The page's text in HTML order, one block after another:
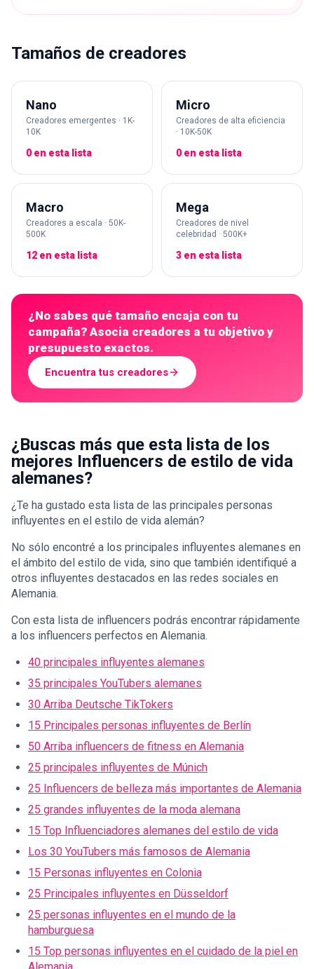
Tamaños de creadores
Nano
Creadores emergentes · 1K-
10K
0 en esta lista
Micro
Creadores de alta eficiencia
· 10K-50K
0 en esta lista
Macro
Creadores a escala · 50K-
500K
12 en esta lista
Mega
Creadores de nivel
celebridad · 500K+
3 en esta lista
¿No sabes qué tamaño encaja con tu
campaña? Asocia creadores a tu objetivo y
presupuesto exactos.
Encuentra tus creadores
¿Buscas más que esta lista de los
mejores Influencers de estilo de vida
alemanes?
¿Te ha gustado esta lista de las principales personas
influyentes en el estilo de vida alemán?
No sólo encontré a los principales influyentes alemanes en
el ámbito del estilo de vida, sino que también identifiqué a
otros influyentes destacados en las redes sociales en
Alemania.
Con esta lista de influencers podrás encontrar rápidamente
a los influencers perfectos en Alemania.
40 principales influyentes alemanes
35 principales YouTubers alemanes
30 Arriba Deutsche TikTokers
15 Principales personas influyentes de Berlín
50 Arriba influencers de fitness en Alemania
25 principales influyentes de Múnich
25 Influencers de belleza más importantes de Alemania
25 grandes influyentes de la moda alemana
15 Top Influenciadores alemanes del estilo de vida
Los 30 YouTubers más famosos de Alemania
15 Personas influyentes en Colonia
25 Principales influyentes en Düsseldorf
25 personas influyentes en el mundo de la
hamburguesa
15 Top personas influyentes en el cuidado de la piel en